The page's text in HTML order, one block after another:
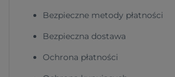
Bezpieczne metody płatności
Bezpieczna dostawa
Ochrona płatności